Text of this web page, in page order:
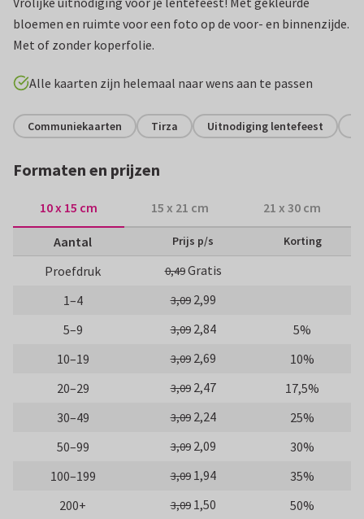
bloemen en ruimte voor een foto op de voor- en binnenzijde.
Met of zonder koperfolie.
Alle kaarten zijn helemaal naar wens aan te passen
Communiekaarten Tirza Uitnodiging lentefeest
Formaten en prijzen
10 x 15 cm 15 x 21 cm 21 x 30 cm
Aantal Prijs p/s Korting
Proefdruk 0,49Gratis
1–4
3,09 2,99
5–9
3,09 2,84
5%
10–19
3,09 2,69
10%
20–29
3,09 2,47
17,5%
30–49
3,09 2,24
25%
50–99
3,09 2,09
30%
100–199
3,09 1,94
35%
200+
3,09 1,50 50%